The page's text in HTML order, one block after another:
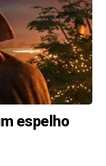
espelho